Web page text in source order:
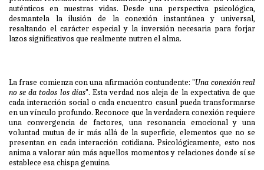
auténticos en nuestras vidas. Desde una perspectiva psicológica,
desmantela la ilusión de la conexión instantánea y universal,
resaltando el carácter especial y la inversión necesaria para forjar
lazos significativos que realmente nutren el alma.
La frase comienza con una afirmación contundente: "Una conexión real
no se da todos los días". Esta verdad nos aleja de la expectativa de que
cada interacción social o cada encuentro casual pueda transformarse
en un vínculo profundo. Reconoce que la verdadera conexión requiere
una convergencia de factores, una resonancia emocional y una
voluntad mutua de ir más allá de la superficie, elementos que no se
presentan en cada interacción cotidiana. Psicológicamente, esto nos
anima a valorar aún más aquellos momentos y relaciones donde sí se
establece esa chispa genuina.